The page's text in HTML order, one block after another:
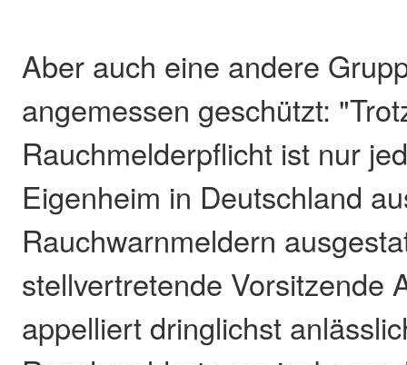
Aber auch eine andere
angemessen geschützt:
Rauchmelderpflicht ist nur
Eigenheim in Deutschland
Rauchwarnmeldern
stellvertretende Vorsitzende
appelliert dringlichst